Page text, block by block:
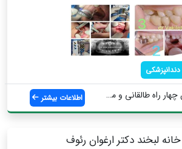
دندانپزشکی
راه طالقانی و می... اطلاعات بیشتر
خانه لبخند دكتر ارغوان رئوف